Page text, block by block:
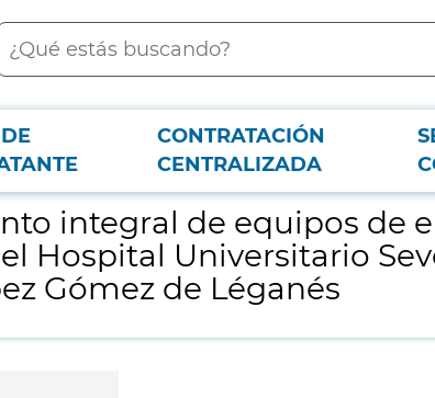
CONTRATACIÓN
CENTRALIZADA
equipos de electromedicina e instalaciones médicas especiales
integral de equipos de
Hospital Universitario
Gómez de Léganés